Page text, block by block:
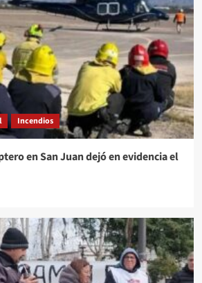
Incendios
en San Juan dejó en evidencia el